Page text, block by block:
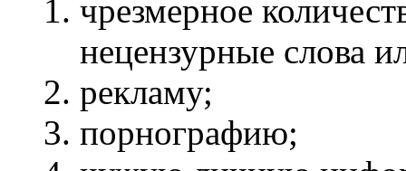
чрезмерное
нецензурные слова
рекламу;
порнографию;